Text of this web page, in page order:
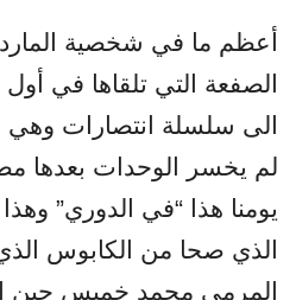
أعظم ما في شخصية
الى سلسلة انتصارات وهي
لم يخسر الوحدات بعدها
يومنا هذا “في الدوري”
الذي صحا من الكابوس
المرمى محمد خميس حين